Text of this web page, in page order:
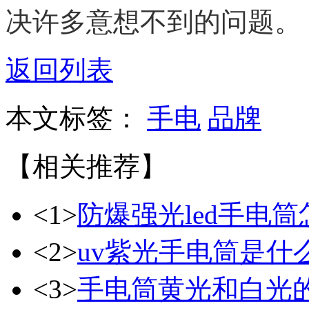
决许多意想不到的问题。
返回列表
本文标签： 手电 品牌
【相关推荐】
<1>防爆强光led手电筒
<2>uv紫光手电筒是什
<3>手电筒黄光和白光